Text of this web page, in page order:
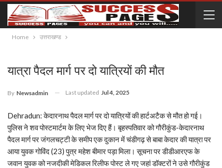
Home उत्तराखण्ड
यात्रा पैदल मार्ग पर दो यात्रियों की मौत
By Newsadmin Last updated Jul 4, 2025
Dehradun: केदारनाथ पैदल मार्ग पर दो यात्रियों की हार्टअटैक से मौत हो गई।
पुलिस ने शव पोस्टमार्टम के लिए भेज दिए हैं। बृहस्पतिवार को गौरीकुंड-केदारनाथ
पैदल मार्ग पर जंगलचट्टी के समीप एक दुकान में चंडीगढ़ से बाबा केदार की यात्रा पर
आया युवक गोविंद (23) पुत्र महेश बीमार पड़ा मिला। सूचना पर डीडीआरएफ के
जवान युवक को नजदीकी मेडिकल रिलीफ पोस्ट ले गए जहां डॉक्टरों ने उसे गौरीकुंड